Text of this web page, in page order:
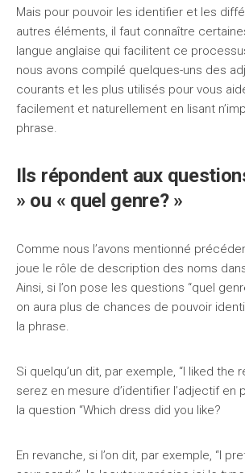
Mais pour pouvoir les identifier et les
autres éléments, il faut connaître
langue anglaise qui facilitent ce
nous avons compilé quelques-uns des
courants et les plus utilisés pour vous
facilement et naturellement en lisant
phrase.
Ils répondent aux
» ou « quel genre? »
Comme nous l’avons mentionné
joue le rôle de description des noms
Ainsi, si l’on pose les questions “quel
on aura plus de chances de pouvoir
la phrase.
Si quelqu’un dit, par exemple, “I liked the
serez en mesure d’identifier l’adjectif en
la question “Which dress did you like?
En revanche, si l’on dit, par exemple, “I